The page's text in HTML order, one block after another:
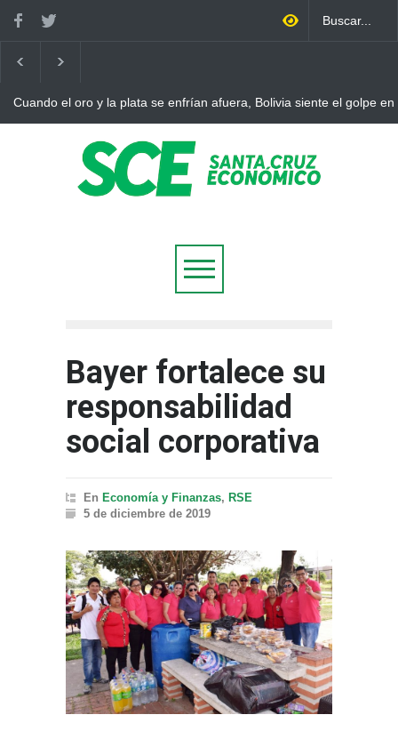
Cuando el oro y la plata se enfrían afuera, Bolivia siente el golpe en
Bayer fortalece su
responsabilidad
social corporativa
En Economía y Finanzas, RSE
5 de diciembre de 2019